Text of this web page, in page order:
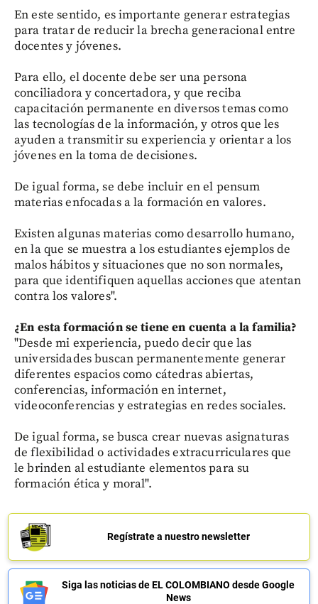
En este sentido, es importante generar estrategias
para tratar de reducir la brecha generacional entre
docentes y jóvenes.
Para ello, el docente debe ser una persona
conciliadora y concertadora, y que reciba
capacitación permanente en diversos temas como
las tecnologías de la información, y otros que les
ayuden a transmitir su experiencia y orientar a los
jóvenes en la toma de decisiones.
De igual forma, se debe incluir en el pensum
materias enfocadas a la formación en valores.
Existen algunas materias como desarrollo humano,
en la que se muestra a los estudiantes ejemplos de
malos hábitos y situaciones que no son normales,
para que identifiquen aquellas acciones que atentan
contra los valores".
¿En esta formación se tiene en cuenta a la familia?
"Desde mi experiencia, puedo decir que las
universidades buscan permanentemente generar
diferentes espacios como cátedras abiertas,
conferencias, información en internet,
videoconferencias y estrategias en redes sociales.
De igual forma, se busca crear nuevas asignaturas
de flexibilidad o actividades extracurriculares que
le brinden al estudiante elementos para su
formación ética y moral".
Regístrate a nuestro newsletter
Siga las noticias de EL COLOMBIANO desde Google
News